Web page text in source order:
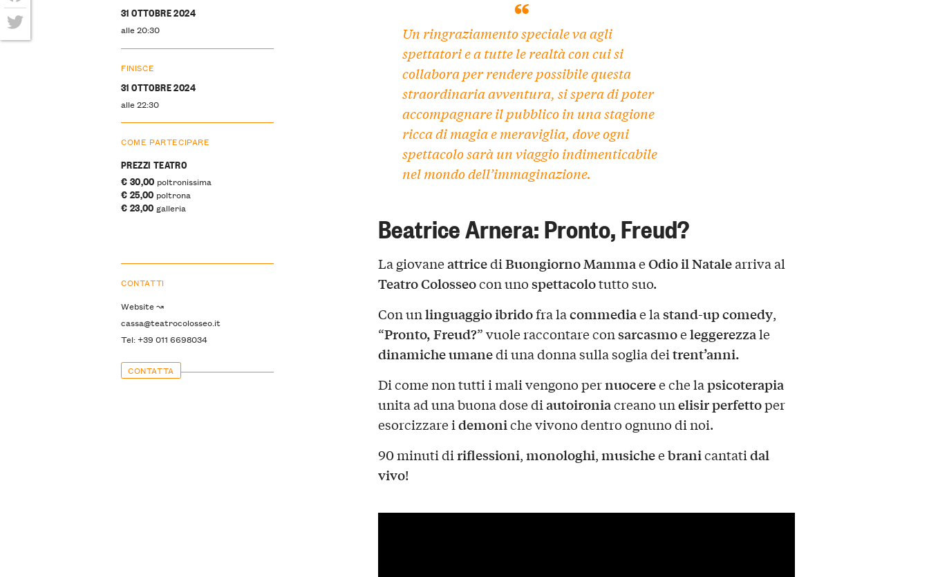
Un ringraziamento speciale va agli
spettatori e a tutte le realtà con cui si
collabora per rendere possibile questa
straordinaria avventura, si spera di poter
accompagnare il pubblico in una stagione
ricca di magia e meraviglia, dove ogni
spettacolo sarà un viaggio indimenticabile
nel mondo dell’immaginazione.
Beatrice Arnera: Pronto, Freud?
La giovaneattricediBuongiorno MammaeOdio il Natalearriva al
Teatro Colosseocon unospettacolotutto suo.
Con unlinguaggio ibridofra lacommediae lastand-up comedy,
“Pronto, Freud?” vuole raccontare consarcasmoeleggerezzale
dinamiche umanedi una donna sulla soglia deitrent’anni.
Di come non tutti i mali vengono pernuoceree che lapsicoterapia
unita ad una buona dose diautoironiacreano unelisir perfettoper
esorcizzare idemoniche vivono dentro ognuno di noi.
90 minuti diriflessioni,monologhi,musicheebranicantatidal
vivo!
31 OTTOBRE 2024
alle 20:30
FINISCE
31 OTTOBRE 2024
alle 22:30
COME PARTECIPARE
PREZZI TEATRO
€ 30,00 poltronissima
€ 25,00 poltrona
€ 23,00 galleria
CONTATTI
Website ↝
cassa@teatrocolosseo.it
Tel: +39 011 6698034
CONTATTA
Facebook
Twitter